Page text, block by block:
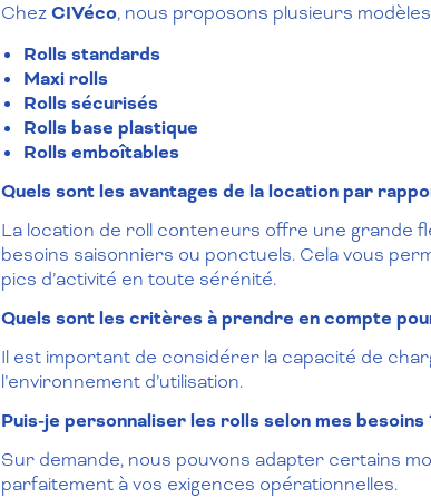
ChezCIVéco, nous proposons plusieurs
Rolls standards
Maxi rolls
Rolls sécurisés
Rolls base plastique
Rolls emboîtables
Quels sont les avantages de la location par
La location de roll conteneurs offre une grande
besoins saisonniers ou ponctuels. Cela vous
pics d’activité en toute sérénité.
Quels sont les critères à prendre en compte
Il est important de considérer la capacité de
l’environnement d’utilisation.
Puis-je personnaliser les rolls selon mes besoins
Sur demande, nous pouvons adapter certains
parfaitement à vos exigences opérationnelles.